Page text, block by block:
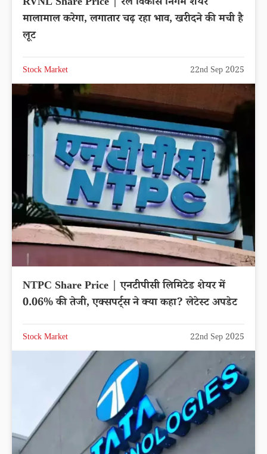
मालामाल करेगा, लगातार चढ़ रहा भाव, खरीदने की मची है
लूट
Stock Market 22nd Sep 2025
NTPC Share Price | एनटीपीसी लिमिटेड शेयर में
0.06% की तेजी, एक्सपर्ट्स ने क्या कहा? लेटेस्ट अपडेट
Stock Market 22nd Sep 2025